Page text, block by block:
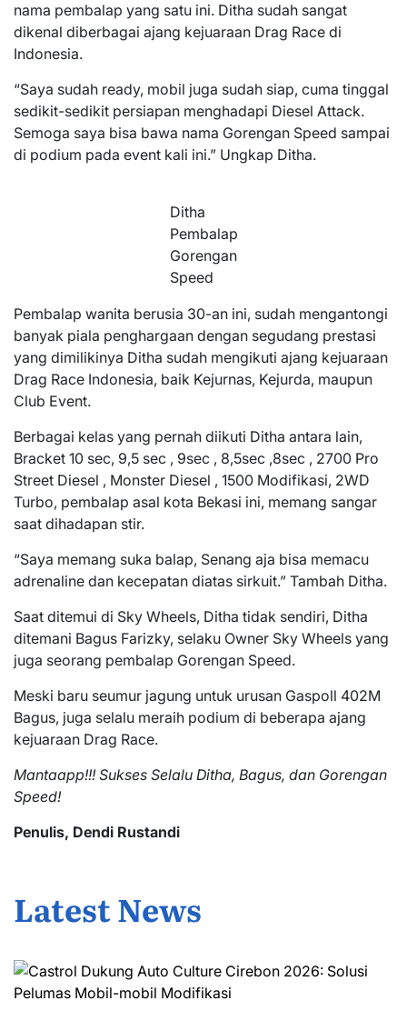
nama pembalap yang satu ini. Ditha sudah sangat
dikenal diberbagai ajang kejuaraan Drag Race di
Indonesia.
“Saya sudah ready, mobil juga sudah siap, cuma tinggal
sedikit-sedikit persiapan menghadapi Diesel Attack.
Semoga saya bisa bawa nama Gorengan Speed sampai
di podium pada event kali ini.” Ungkap Ditha.
Ditha
Pembalap
Gorengan
Speed
Pembalap wanita berusia 30-an ini, sudah mengantongi
banyak piala penghargaan dengan segudang prestasi
yang dimilikinya Ditha sudah mengikuti ajang kejuaraan
Drag Race Indonesia, baik Kejurnas, Kejurda, maupun
Club Event.
Berbagai kelas yang pernah diikuti Ditha antara lain,
Bracket 10 sec, 9,5 sec , 9sec , 8,5sec ,8sec , 2700 Pro
Street Diesel , Monster Diesel , 1500 Modifikasi, 2WD
Turbo, pembalap asal kota Bekasi ini, memang sangar
saat dihadapan stir.
“Saya memang suka balap, Senang aja bisa memacu
adrenaline dan kecepatan diatas sirkuit.” Tambah Ditha.
Saat ditemui di Sky Wheels, Ditha tidak sendiri, Ditha
ditemani Bagus Farizky, selaku Owner Sky Wheels yang
juga seorang pembalap Gorengan Speed.
Meski baru seumur jagung untuk urusan Gaspoll 402M
Bagus, juga selalu meraih podium di beberapa ajang
kejuaraan Drag Race.
Mantaapp!!! Sukses Selalu Ditha, Bagus, dan Gorengan
Speed!
Penulis, Dendi Rustandi
Latest News